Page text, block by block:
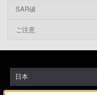
SAR値
ご注意
日本